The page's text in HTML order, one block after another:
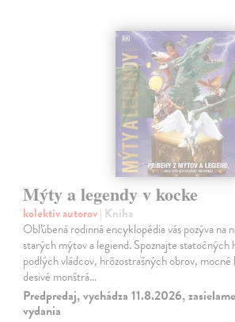
Mýty a legendy v kocke
kolektív autorov| Kniha
Obľúbená rodinná encyklopédia vás pozýva na
starých mýtov a legiend. Spoznajte statočných
podlých vládcov, hrôzostrašných obrov, mocné
desivé monštrá…
Predpredaj, vychádza 11.8.2026,
vydania